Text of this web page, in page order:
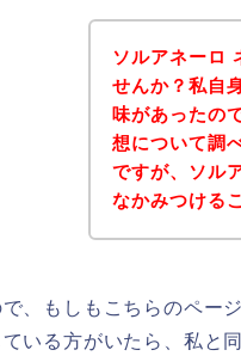
ソルアネーロ
せんか？私自
味があったの
想について調
ですが、ソル
なかみつける
で、もしもこちらのペー
いる方がいたら、私と